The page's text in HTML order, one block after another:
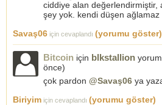
ciddiye alan değerlendirmiştir,
şey yok. kendi düşen ağlamaz
Savaş06 için cevaplandı (yorumu göster)
Bitcoin için blkstallion
önce)
çok pardon @Savaş06 ya
Biriyim için cevaplandı (yorumu göster)